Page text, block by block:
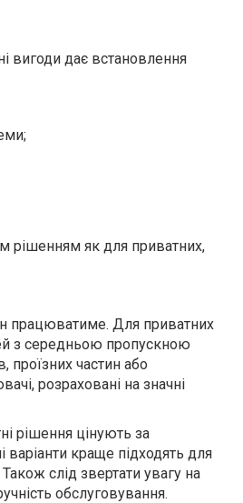
вигоди дає встановлення
рішенням як для приватних,
працюватиме. Для приватних
з середньою пропускною
проїзних частин або
розраховані на значні
рішення цінують за
варіанти краще підходять для
слід звертати увагу на
обслуговування.